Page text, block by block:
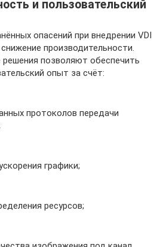
и пользовательский
опасений при внедрении VDI
производительности.
позволяют обеспечить
опыт за счёт:
протоколов передачи
графики;
ресурсов;